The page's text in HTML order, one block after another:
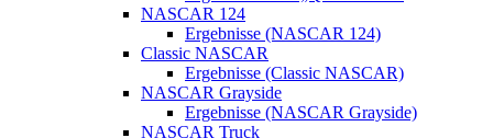
NASCAR 124
Ergebnisse (NASCAR 124)
Classic NASCAR
Ergebnisse (Classic NASCAR)
NASCAR Grayside
Ergebnisse (NASCAR Grayside)
NASCAR Truck